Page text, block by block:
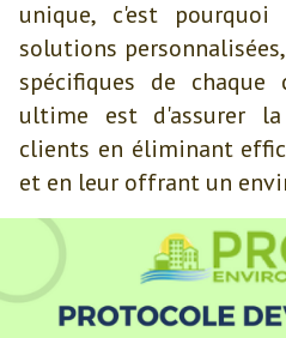
unique, c'est pourquoi
solutions
spécifiques de
ultime est d'assurer
clients en éliminant
et en leur offrant un